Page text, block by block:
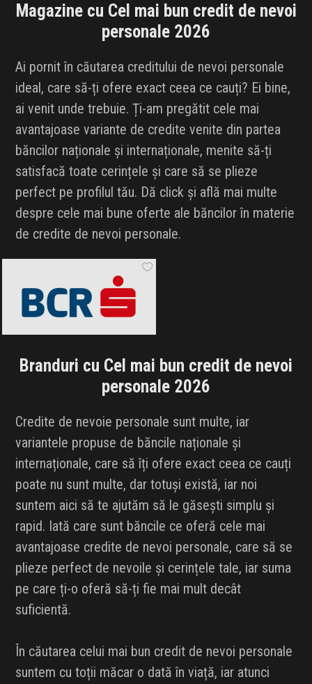
Magazine cu Cel mai bun credit de nevoi
personale 2026
Ai pornit în căutarea creditului de nevoi personale
ideal, care să-ți ofere exact ceea ce cauți? Ei bine,
ai venit unde trebuie. Ți-am pregătit cele mai
avantajoase variante de credite venite din partea
băncilor naționale și internaționale, menite să-ți
satisfacă toate cerințele și care să se plieze
perfect pe profilul tău. Dă click și află mai multe
despre cele mai bune oferte ale băncilor în materie
de credite de nevoi personale.
Branduri cu Cel mai bun credit de nevoi
personale 2026
Credite de nevoie personale sunt multe, iar
variantele propuse de băncile naționale și
internaționale, care să îți ofere exact ceea ce cauți
poate nu sunt multe, dar totuși există, iar noi
suntem aici să te ajutăm să le găsești simplu și
rapid. Iată care sunt băncile ce oferă cele mai
avantajoase credite de nevoi personale, care să se
plieze perfect de nevoile și cerințele tale, iar suma
pe care ți-o oferă să-ți fie mai mult decât
suficientă.
În căutarea celui mai bun credit de nevoi personale
suntem cu toții măcar o dată în viață, iar atunci